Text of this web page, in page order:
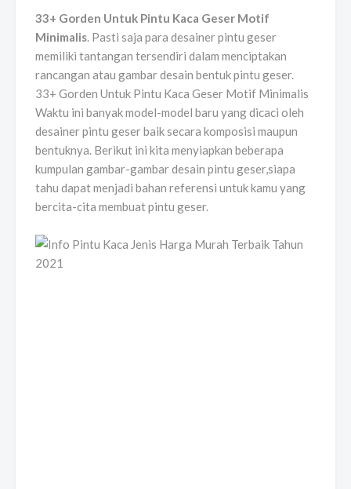
33+ Gorden Untuk Pintu Kaca Geser Motif
Minimalis. Pasti saja para desainer pintu geser
memiliki tantangan tersendiri dalam menciptakan
rancangan atau gambar desain bentuk pintu geser.
33+ Gorden Untuk Pintu Kaca Geser Motif Minimalis
Waktu ini banyak model-model baru yang dicaci oleh
desainer pintu geser baik secara komposisi maupun
bentuknya. Berikut ini kita menyiapkan beberapa
kumpulan gambar-gambar desain pintu geser,siapa
tahu dapat menjadi bahan referensi untuk kamu yang
bercita-cita membuat pintu geser.